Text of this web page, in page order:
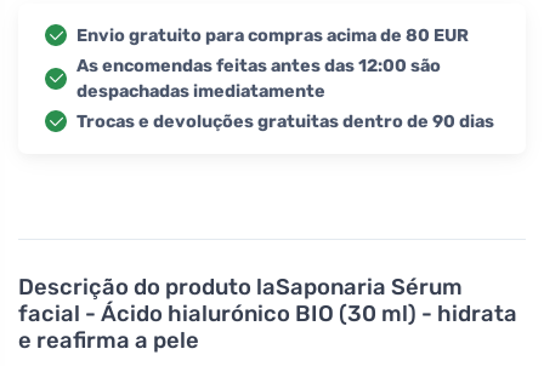
Descrição do produto laSaponaria Sérum
facial - Ácido hialurónico BIO (30 ml) - hidrata
e reafirma a pele
Envio gratuito para compras acima de 80 EUR
As encomendas feitas antes das 12:00 são
despachadas imediatamente
Trocas e devoluções gratuitas dentro de 90 dias